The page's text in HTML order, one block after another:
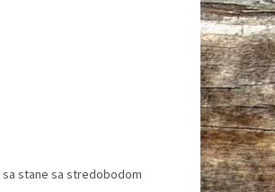
sa stane sa stredobodom